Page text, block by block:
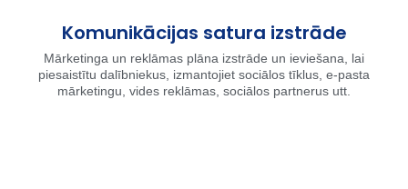
Komunikācijas satura izstrāde
Mārketinga un reklāmas plāna izstrāde un ieviešana, lai
piesaistītu dalībniekus, izmantojiet sociālos tīklus, e-pasta
mārketingu, vides reklāmas, sociālos partnerus utt.